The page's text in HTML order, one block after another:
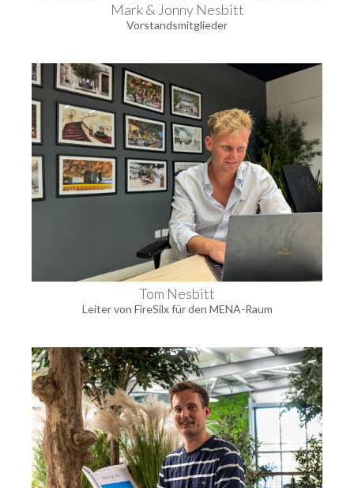
Mark & Jonny Nesbitt
Vorstandsmitglieder
Tom Nesbitt
Leiter von FireSilx für den MENA-Raum